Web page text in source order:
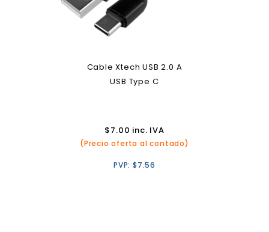
Cable Xtech USB 2.0 A
USB Type C
$7.00 inc. IVA
(Precio oferta al contado)
PVP: $7.56